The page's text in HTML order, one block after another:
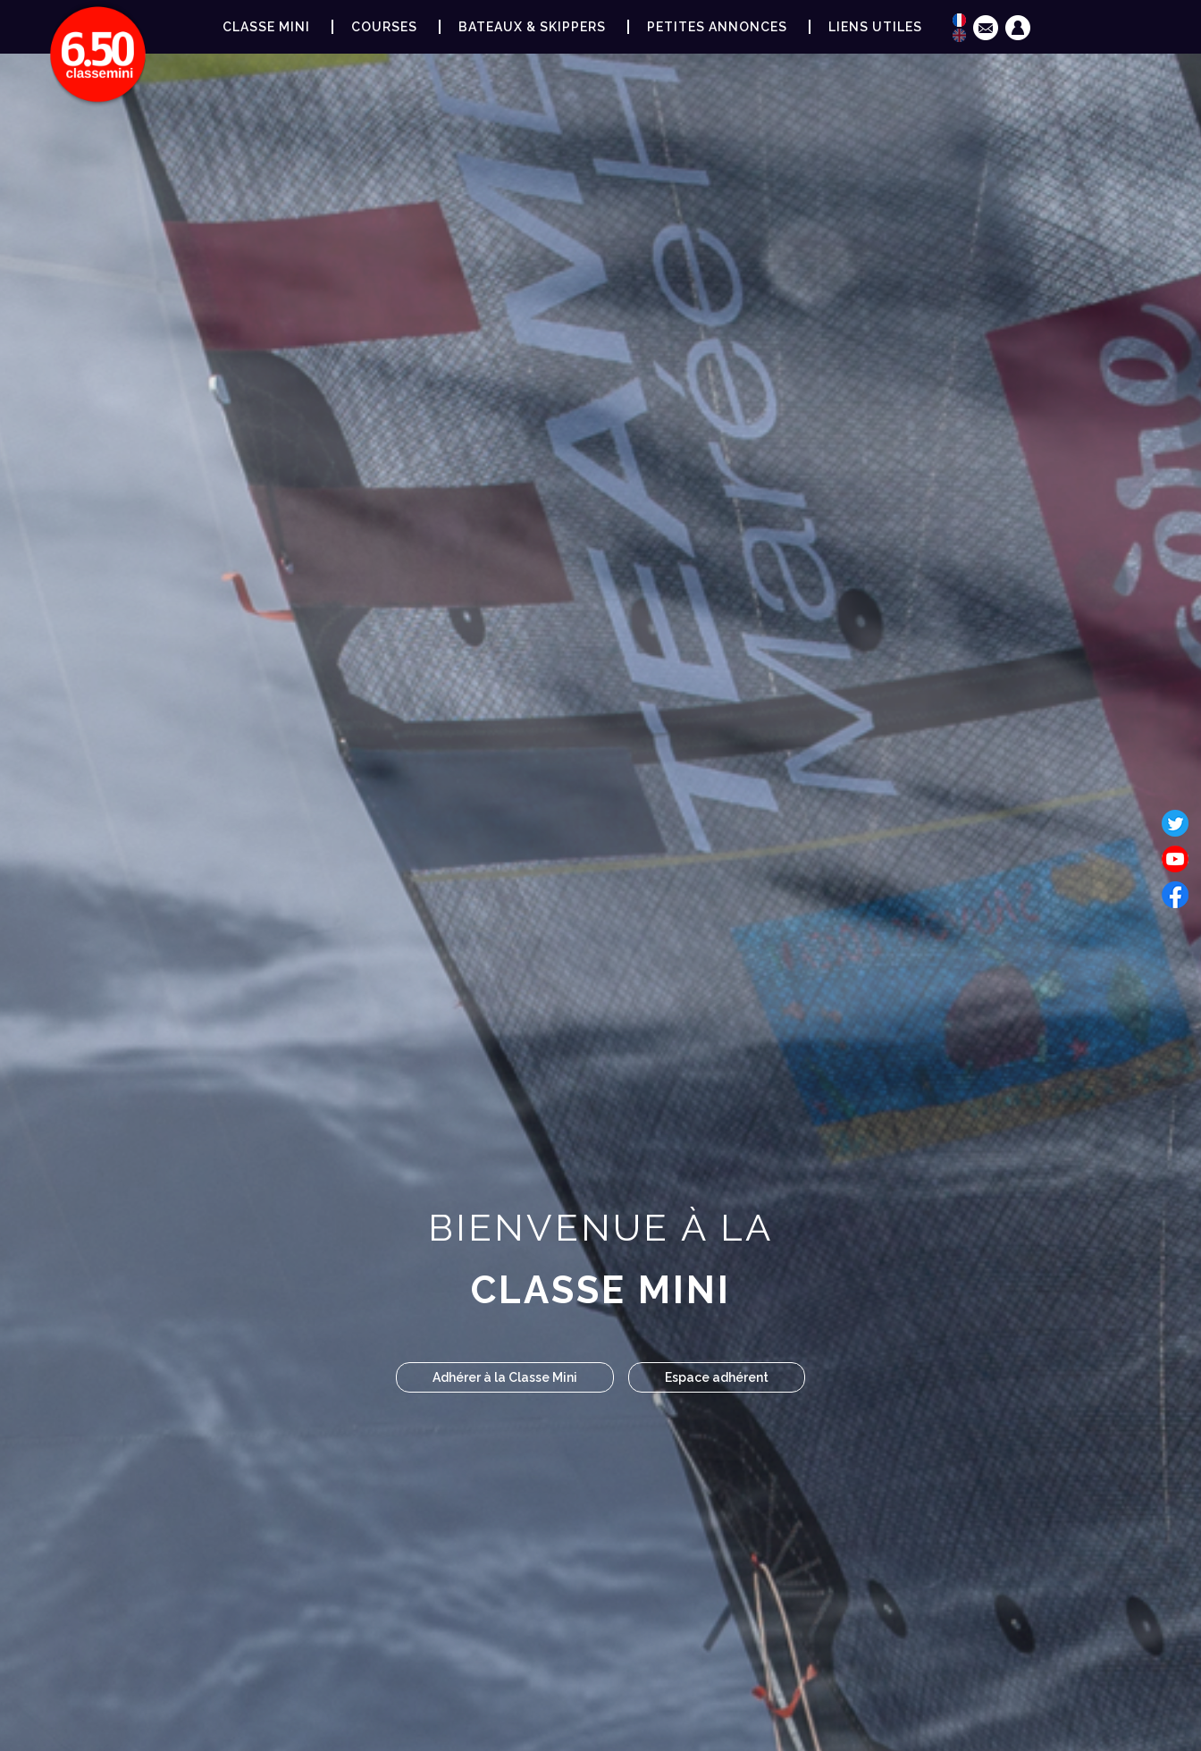
CLASSE MINI COURSES BATEAUX & SKIPPERS PETITES ANNONCES LIENS UTILES
BIENVENUE À LA
CLASSE MINI
Adhérer à la Classe Mini Espace adhérent